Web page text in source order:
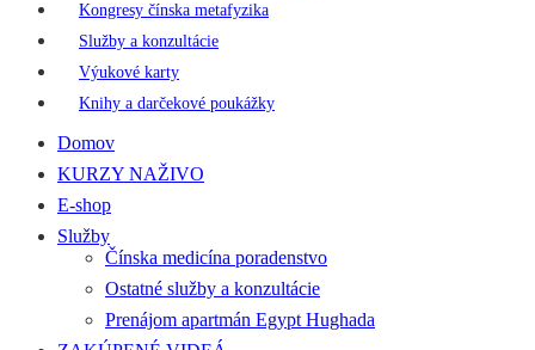
Kongresy čínska metafyzika
Služby a konzultácie
Výukové karty
Knihy a darčekové poukážky
Domov
KURZY NAŽIVO
E-shop
Služby
Čínska medicína poradenstvo
Ostatné služby a konzultácie
Prenájom apartmán Egypt Hughada